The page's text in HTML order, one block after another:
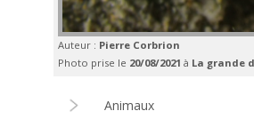
Auteur : Pierre Corbrion
Photo prise le 20/08/2021 à La grande
Animaux